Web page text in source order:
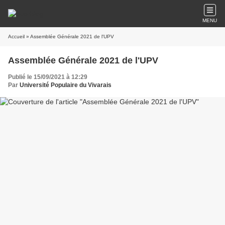
MENU
Accueil » Assemblée Générale 2021 de l'UPV
Assemblée Générale 2021 de l'UPV
Publié le 15/09/2021 à 12:29
Par Université Populaire du Vivarais